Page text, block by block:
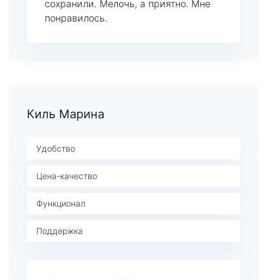
сохранили. Мелочь, а приятно. Мне
понравилось.
Киль Марина
Удобство
Цена-качество
Функционал
Поддержка